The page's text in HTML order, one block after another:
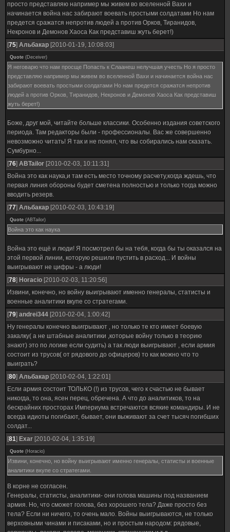
просто представляю например мы живем во вселенной Вахи и
начинается война нас забирают воевать простыми солдатами Но нам
предется сражатся непротив людей а против Орков, Тиранидов,
Некронов и Демонов Хаоса Как представиш жуть берет!)
[75] Альбакар [2010-01-19, 10:08:03]
Quote (Deceiver)
Я неговарю что нам просще Попасть к Слаанеш нелучшая учесть Но я просто
представляю например мы живем во вселенной Вахи и начинается война нас
забирают воевать простыми солдатами Но нам предется сражатся непротив
людей а против Орков, Тиранидов, Некронов и Демонов Хаоса Как представиш
жуть берет!)
Боже, друг мой, читайте больше классики. Особенно издания советского
периода. Там редакторы были - профессионалы. Вас же совершенно
невозможно читать! Я так и не понял, что вы собирались нам сказать.
Сумбурно...
[76] ABTailor [2010-02-03, 10:11:31]
Война это как наука,и там есть место точному расчету,когда ждешь, что
первая линия обороны будет сметена полностью и только тогда можно
вводить резерв.
[77] Альбакар [2010-02-03, 10:43:19]
Quote (ABTailor)
Война это как наука
Война это ещё и люди! Я посмотрел бы на тебя, когда бы ты оказался на
этой первой линии, которую решили пустить в расход... И войны
выигрывают не цифры - а люди!
[78] Horacio [2010-02-03, 11:20:56]
Извини, конечно, но войну выигрывают именно генералы, статисты и
военные аналитики вкупе со стратегами.
[79] andrei344 [2010-02-04, 1:00:42]
Ну генералы конечно выигрывают , но только те кто имеет боевую
закалку( а не штабные аналитики ,которые войну только в теорию
знают) это по логике если судить) а так люди выигрывают , если армия
состоит из трусов( от рядового до офицеров) то как можно что то
выиграть?
[80] Альбакар [2010-02-04, 1:22:01]
Если армия состоит ТОЛЬКО (!) из трусов, чего к счастью не бывает
никогда, то она, ясен перец, обречена. А что до аналитиков, то на
бескрайних просторах Империума встречаются всякие командиры. И не
всегда идиоты погибают, бывает, они выживают за счет тысяч погибших
солдат...
[81] Exar [2010-02-04, 1:35:19]
Quote (Horacio)
Извини, конечно, но войну выигрывают именно генералы, статисты и военные
аналитики вкупе со стратегами.
В корне не согласен.
Генералы, статисты, аналитики- они голова машины под названием
армия. Но, что сможет голова, без хорошего тела? Даже просто без
тела? Если ни ничего, то очень мало. Войны выигрываются, не только
верховными чинами и писаками, но и простым народом: рядовые,